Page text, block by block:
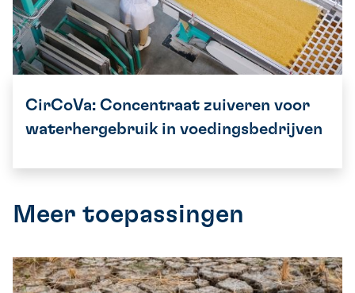
CirCoVa: Concentraat zuiveren voor
waterhergebruik in voedingsbedrijven
Meer toepassingen